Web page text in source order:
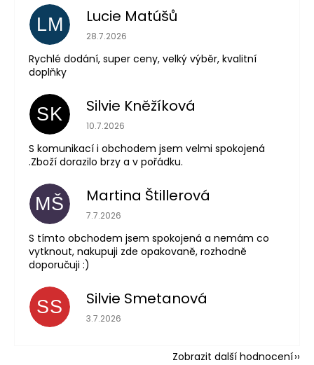
LM Lucie Matúšů
Hodnocení obchodu je 5 z 5 hvězdiček.
28.7.2026
Rychlé dodání, super ceny, velký výběr, kvalitní
doplňky
SK Silvie Kněžíková
Hodnocení obchodu je 5 z 5 hvězdiček.
10.7.2026
S komunikací i obchodem jsem velmi spokojená
.Zboží dorazilo brzy a v pořádku.
MŠ Martina Štillerová
Hodnocení obchodu je 5 z 5 hvězdiček.
7.7.2026
S tímto obchodem jsem spokojená a nemám co
vytknout, nakupuji zde opakovaně, rozhodně
doporučuji :)
SS Silvie Smetanová
Hodnocení obchodu je 5 z 5 hvězdiček.
3.7.2026
Zobrazit další hodnocení